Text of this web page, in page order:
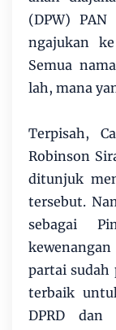
(DPW)
ngajukan
Semua
lah, mana
Terpisah,
Robinson
ditunjuk
tersebut.
sebagai
partai sudah
terbaik
DPRD dan